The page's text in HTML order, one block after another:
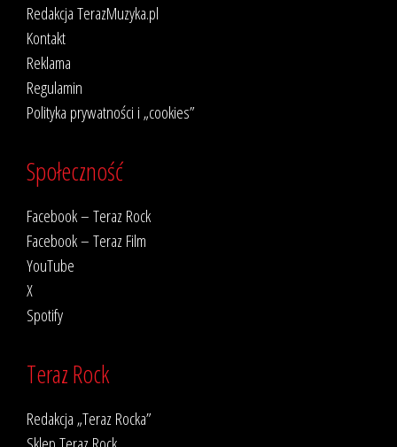
Redakcja TerazMuzyka.pl
Kontakt
Reklama
Regulamin
Polityka prywatności i „cookies”
Społeczność
Facebook – Teraz Rock
Facebook – Teraz Film
YouTube
X
Spotify
Teraz Rock
Redakcja „Teraz Rocka”